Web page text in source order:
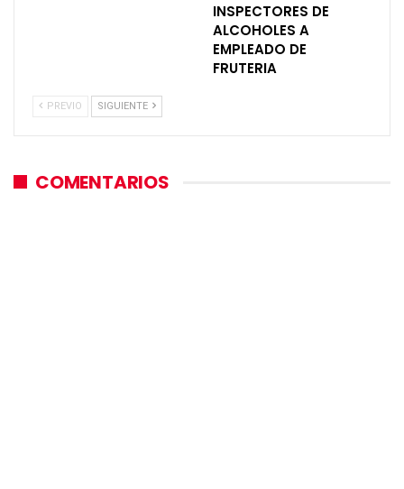
INSPECTORES DE
ALCOHOLES A
EMPLEADO DE
FRUTERIA
PREVIO SIGUIENTE
COMENTARIOS